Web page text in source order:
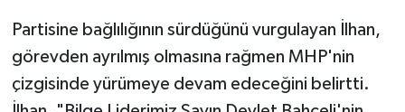
Partisine bağlılığının sürdüğünü vurgulayan İlhan,
görevden ayrılmış olmasına rağmen MHP'nin
çizgisinde yürümeye devam edeceğini belirtti.